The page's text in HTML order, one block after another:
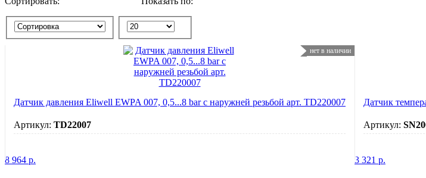
нет в наличии
Датчик давления Eliwell EWPA 007, 0,5...8 bar с наружней резьбой арт. TD220007
Артикул: TD22007
8 964 р.
Датчик
Артикул:
3 321 р.